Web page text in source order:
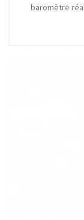
baromètre